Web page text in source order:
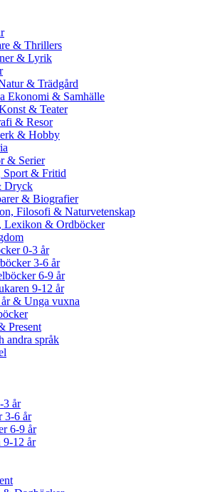
& Thrillers
& Lyrik
& Trädgård
Ekonomi & Samhälle
& Teater
& Resor
& Hobby
& Serier
Sport & Fritid
Dryck
& Biografier
Filosofi & Naturvetenskap
Lexikon & Ordböcker
0-3 år
3-6 år
6-9 år
9-12 år
& Unga vuxna
Present
andra språk
3 år
3-6 år
6-9 år
9-12 år